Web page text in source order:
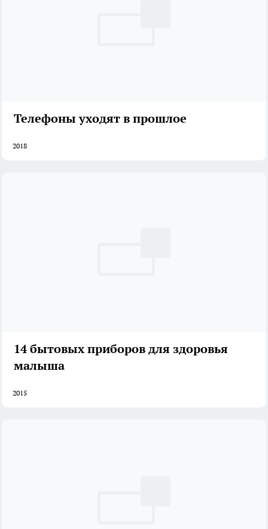
Телефоны уходят в прошлое
2018
14 бытовых приборов для здоровья
малыша
2015